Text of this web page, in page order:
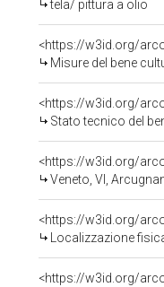
tela/ pittura a olio
<https://w3id.org/
Misure del bene
<https://w3id.org/
Stato tecnico del
<https://w3id.org/
Veneto, VI,
<https://w3id.org/
Localizzazione
<https://w3id.org/